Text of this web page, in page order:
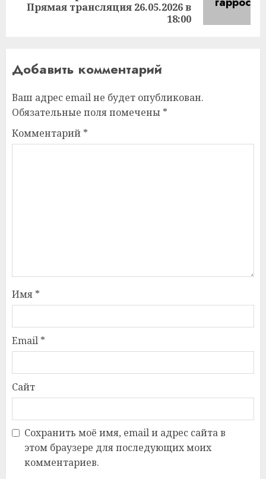
запись:
Прямая трансляция 26.05.2026 в
18:00
Добавить комментарий
Ваш адрес email не будет опубликован.
Обязательные поля помечены *
Комментарий *
Имя *
Email *
Сайт
Сохранить моё имя, email и адрес сайта в
этом браузере для последующих моих
комментариев.